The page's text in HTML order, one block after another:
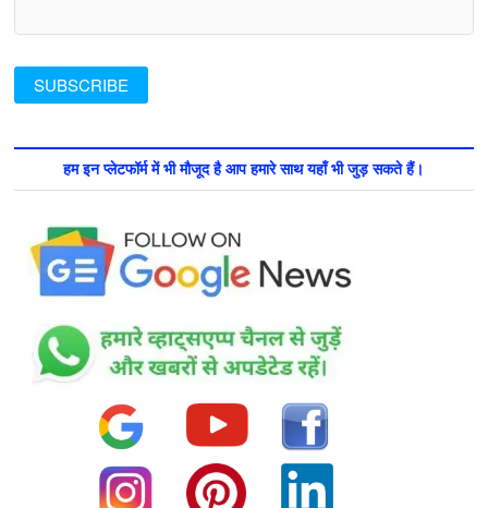
हम इन प्लेटफॉर्म में भी मौजूद है आप हमारे साथ यहाँ भी जुड़ सकते हैं।